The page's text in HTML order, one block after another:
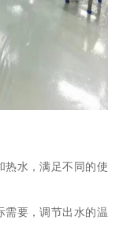
热水，满足不同的使
需要，调节出水的温